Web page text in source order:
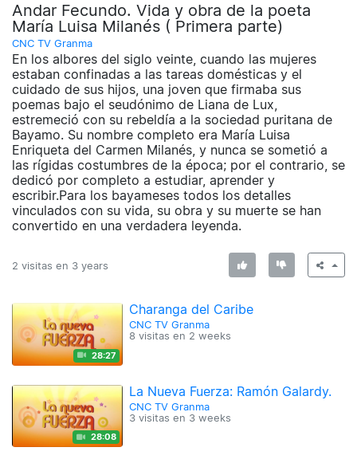
Andar Fecundo. Vida y obra de la poeta
María Luisa Milanés ( Primera parte)
CNC TV Granma
En los albores del siglo veinte, cuando las mujeres
estaban confinadas a las tareas domésticas y el
cuidado de sus hijos, una joven que firmaba sus
poemas bajo el seudónimo de Liana de Lux,
estremeció con su rebeldía a la sociedad puritana de
Bayamo. Su nombre completo era María Luisa
Enriqueta del Carmen Milanés, y nunca se sometió a
las rígidas costumbres de la época; por el contrario, se
dedicó por completo a estudiar, aprender y
escribir.Para los bayameses todos los detalles
vinculados con su vida, su obra y su muerte se han
convertido en una verdadera leyenda.
2 visitas en 3 years
28:27
Charanga del Caribe
CNC TV Granma
8 visitas en 2 weeks
28:08
La Nueva Fuerza: Ramón Galardy.
CNC TV Granma
3 visitas en 3 weeks